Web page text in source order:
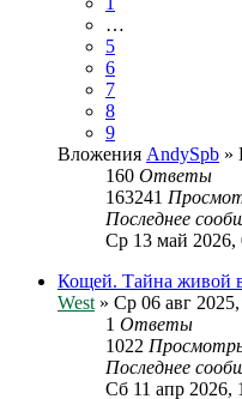
…
5
6
7
8
9
Вложения AndySpb »
160 Ответы
163241
Последнее
Ср 13 май 2026,
Кощей. Тайна живой
West » Ср 06 авг 2025,
1 Ответы
1022
Последнее
Сб 11 апр 2026,